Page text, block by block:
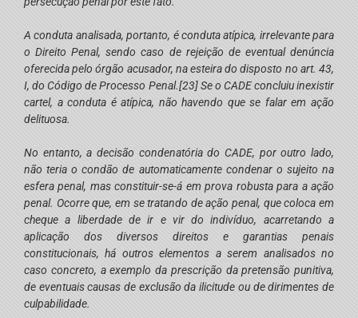
A conduta analisada, portanto, é conduta atípica, irrelevante para
o Direito Penal, sendo caso de rejeição de eventual denúncia
oferecida pelo órgão acusador, na esteira do disposto no art. 43,
I, do Código de Processo Penal.[23]Se o CADE concluiu inexistir
cartel, a conduta é atípica, não havendo que se falar em ação
delituosa.
No entanto, a decisão condenatória do CADE, por outro lado,
não teria o condão de automaticamente condenar o sujeito na
esfera penal, mas constituir-se-á em prova robusta para a ação
penal. Ocorre que, em se tratando de ação penal, que coloca em
cheque a liberdade de ir e vir do indivíduo, acarretando a
aplicação dos diversos direitos e garantias penais
constitucionais, há outros elementos a serem analisados no
caso concreto, a exemplo da prescrição da pretensão punitiva,
de eventuais causas de exclusão da ilicitude ou de dirimentes de
culpabilidade.